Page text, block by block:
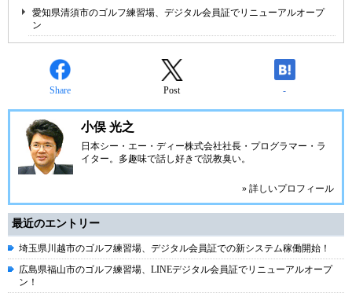
愛知県清須市のゴルフ練習場、デジタル会員証でリニューアルオープ
ン
Share Post -
小俣 光之
日本シー・エー・ディー株式会社社長・プログラマー・ラ
イター。多趣味で話し好きで説教臭い。
» 詳しいプロフィール
最近のエントリー
埼玉県川越市のゴルフ練習場、デジタル会員証での新システム稼働開始！
広島県福山市のゴルフ練習場、LINEデジタル会員証でリニューアルオープ
ン！